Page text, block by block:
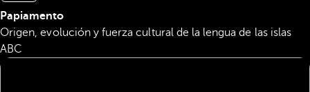
Papiamento
Origen, evolución y fuerza cultural de la lengua de las islas
ABC